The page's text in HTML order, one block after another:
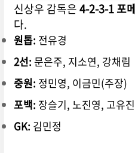
신상우 감독은4-2-3-1 포
다.
원톱: 전유경
2선: 문은주, 지소연, 강채림
중원: 정민영, 이금민(주장)
포백: 장슬기, 노진영, 고유
GK: 김민정